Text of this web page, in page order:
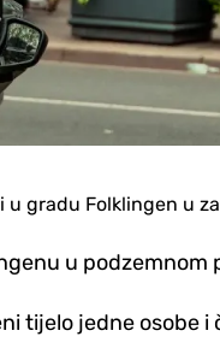
gradu Folklingen u
u
tijelo jedne osobe